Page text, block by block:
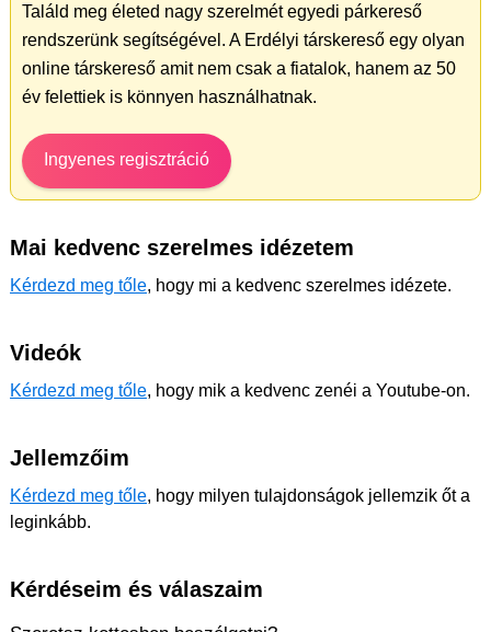
Találd meg életed nagy szerelmét egyedi párkereső
rendszerünk segítségével. A Erdélyi társkereső egy olyan
online társkereső amit nem csak a fiatalok, hanem az 50
év felettiek is könnyen használhatnak.
Ingyenes regisztráció
Mai kedvenc szerelmes idézetem
Kérdezd meg tőle, hogy mi a kedvenc szerelmes idézete.
Videók
Kérdezd meg tőle, hogy mik a kedvenc zenéi a Youtube-on.
Jellemzőim
Kérdezd meg tőle, hogy milyen tulajdonságok jellemzik őt a
leginkább.
Kérdéseim és válaszaim